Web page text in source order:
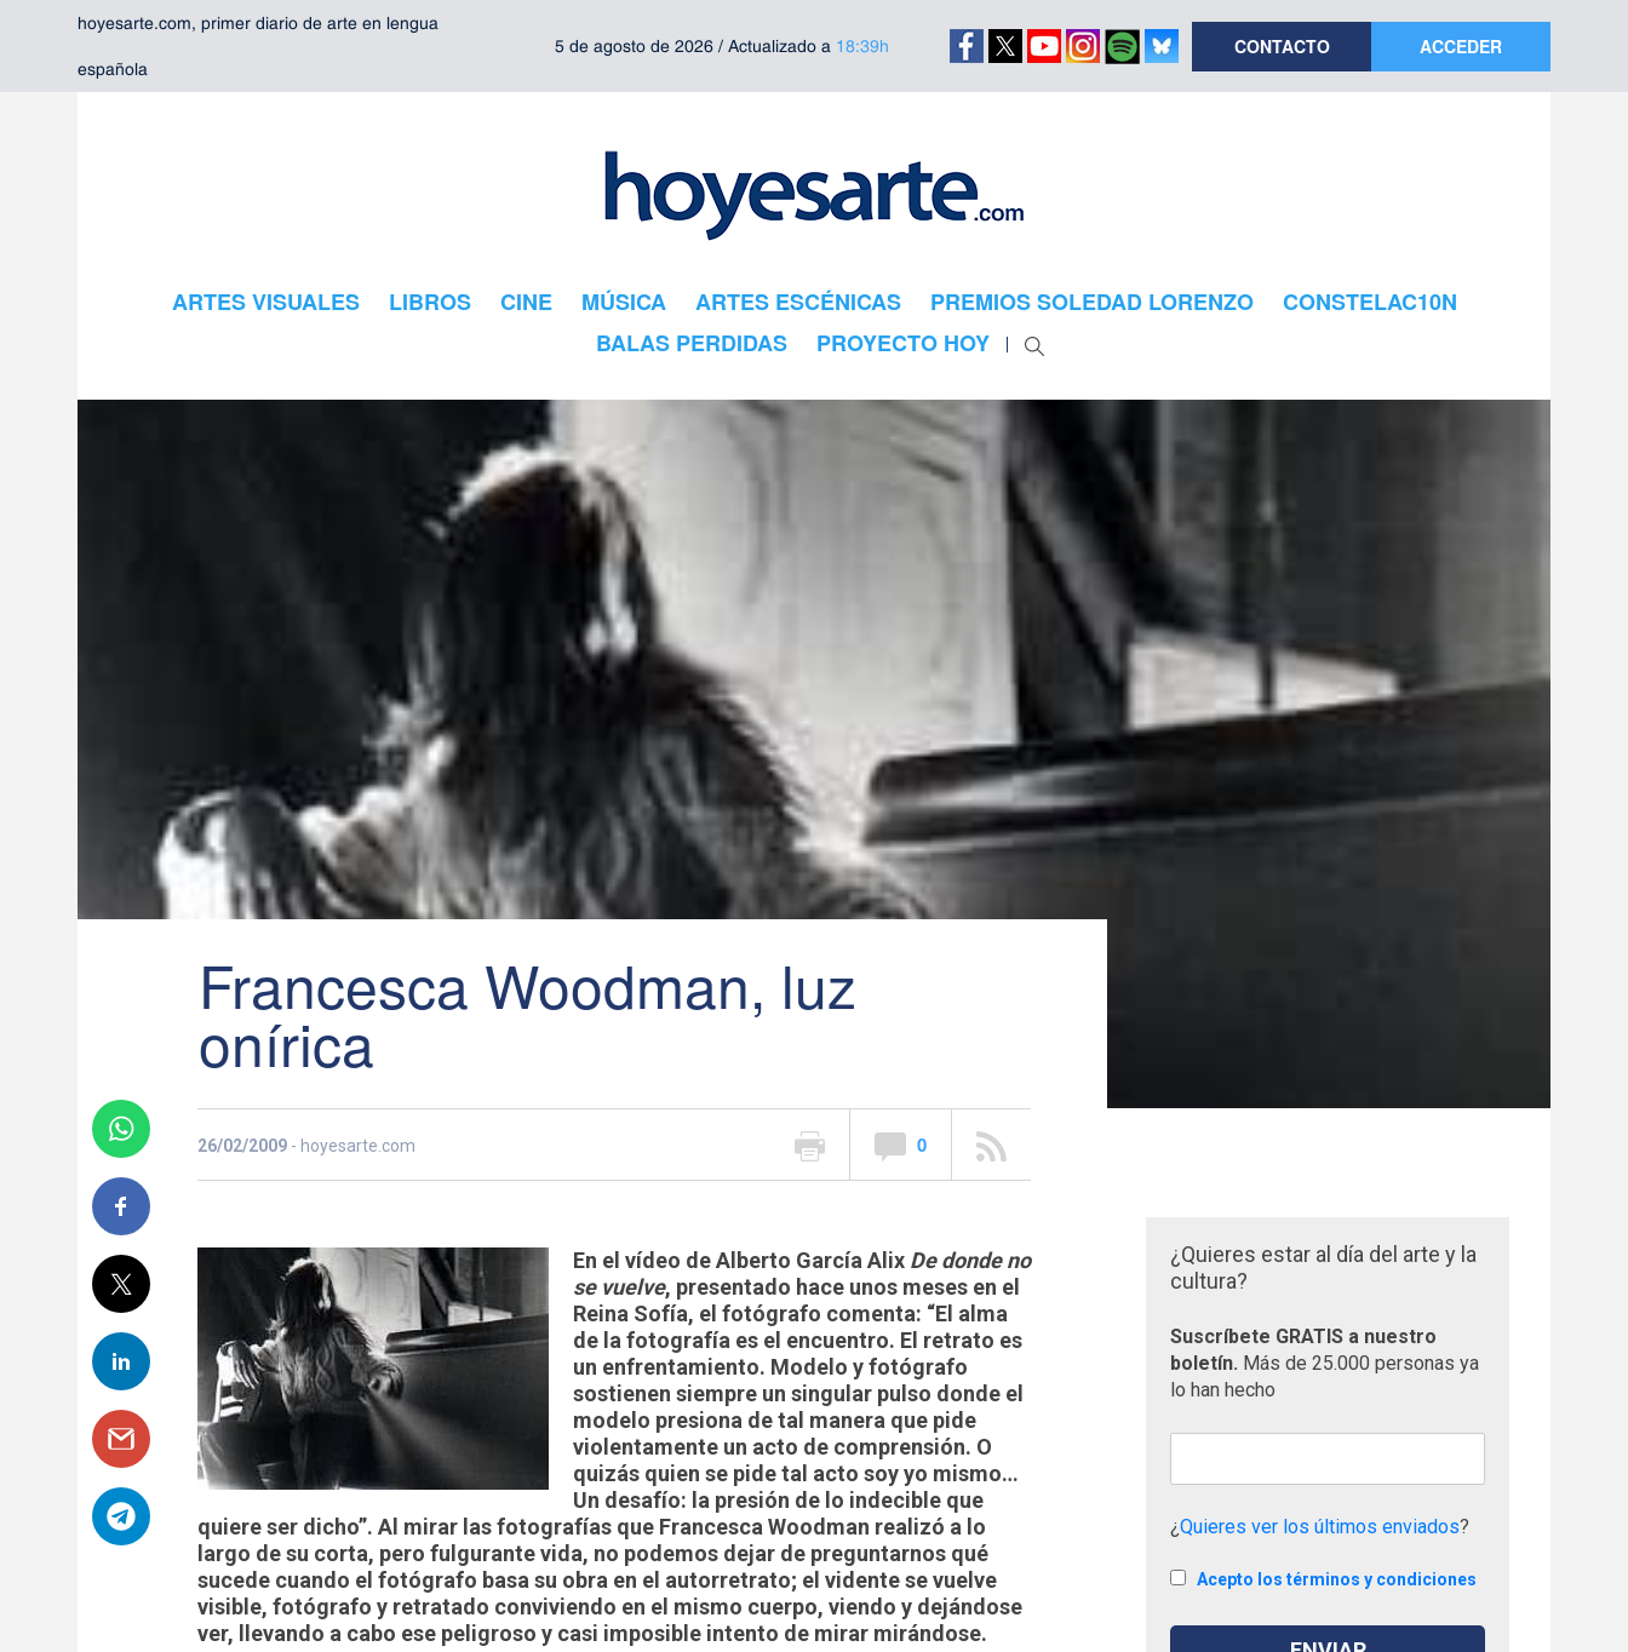
hoyesarte.com, primer diario de arte en lengua
española
5 de agosto de 2026 / Actualizado a 18:39h CONTACTO ACCEDER
ARTES VISUALES LIBROS CINE MÚSICA ARTES ESCÉNICAS PREMIOS SOLEDAD LORENZO
CONSTELAC10N
BALAS PERDIDAS
PROYECTO HOY
Francesca Woodman, luz
onírica
26/02/2009 - hoyesarte.com 0
En el vídeo de Alberto García Alix De donde no
se vuelve, presentado hace unos meses en el
Reina Sofía, el fotógrafo comenta: “El alma
de la fotografía es el encuentro. El retrato es
un enfrentamiento. Modelo y fotógrafo
sostienen siempre un singular pulso donde el
modelo presiona de tal manera que pide
violentamente un acto de comprensión. O
quizás quien se pide tal acto soy yo mismo…
Un desafío: la presión de lo indecible que
quiere ser dicho”. Al mirar las fotografías que Francesca Woodman realizó a lo
largo de su corta, pero fulgurante vida, no podemos dejar de preguntarnos qué
sucede cuando el fotógrafo basa su obra en el autorretrato; el vidente se vuelve
visible, fotógrafo y retratado conviviendo en el mismo cuerpo, viendo y dejándose
ver, llevando a cabo ese peligroso y casi imposible intento de mirar mirándose.
¿Quieres estar al día del arte y la
cultura?
Suscríbete GRATIS a nuestro
boletín. Más de 25.000 personas ya
lo han hecho
¿Quieres ver los últimos enviados?
Acepto los términos y condiciones